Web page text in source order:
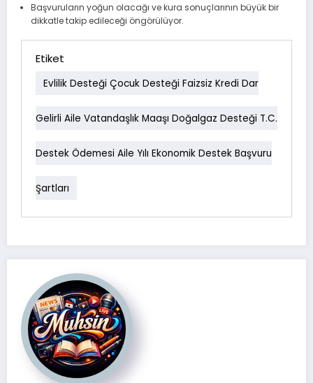
Başvuruların yoğun olacağı ve kura sonuçlarının büyük bir
dikkatle takip edileceği öngörülüyor.
Etiket
Evlilik Desteği Çocuk Desteği Faizsiz Kredi Dar
Gelirli Aile Vatandaşlık Maaşı Doğalgaz Desteği T.C.
Destek Ödemesi Aile Yılı Ekonomik Destek Başvuru
Şartları